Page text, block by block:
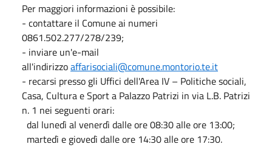
Per maggiori informazioni è possibile:
- contattare il Comune ai numeri
0861.502.277/278/239;
- inviare un'e-mail
all'indirizzoaffarisociali@comune.montorio.te.it
- recarsi presso gli Uffici dell'Area IV – Politiche sociali,
Casa, Cultura e Sport a Palazzo Patrizi in via L.B. Patrizi
n. 1 nei seguenti orari:
dal lunedì al venerdì dalle ore 08:30 alle ore 13:00;
martedì e giovedì dalle ore 14:30 alle ore 17:30.